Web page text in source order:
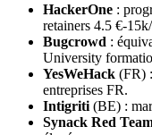
HackerOne :
retainers 4.5 €-
Bugcrowd :
University
YesWeHack (FR)
entreprises FR.
Intigriti (BE) :
Synack Red